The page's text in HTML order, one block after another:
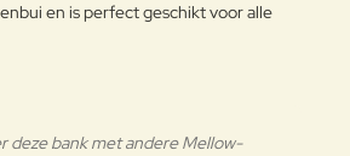
en is perfect geschikt voor alle
deze bank met andere Mellow-